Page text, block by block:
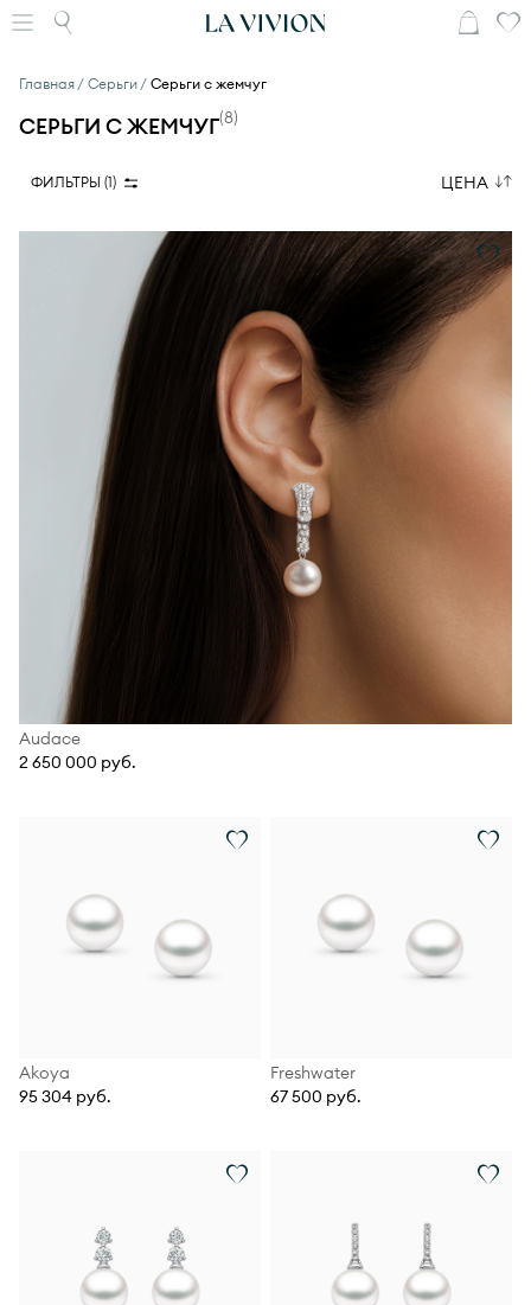
Главная Серьги Серьги с жемчуг
СЕРЬГИ С ЖЕМЧУГ(8)
ФИЛЬТРЫ (1) ЦЕНА
Audace
2 650 000 руб.
Akoya
95 304 руб.
Freshwater
67 500 руб.